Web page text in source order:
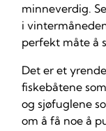
minneverdig.
i
perfekt måte å
Det er et
fiskebåtene
og sjøfuglene
om å få noe å